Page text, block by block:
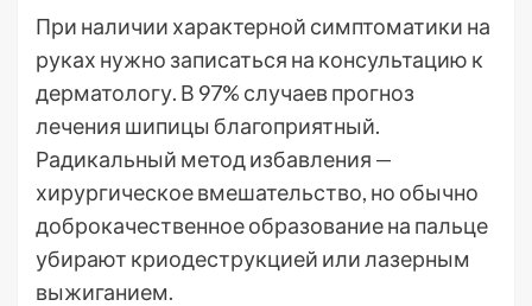
При наличии характерной симптоматики на
руках нужно записаться на консультацию к
дерматологу. В 97% случаев прогноз
лечения шипицы благоприятный.
Радикальный метод избавления —
хирургическое вмешательство, но обычно
доброкачественное образование на пальце
убирают криодеструкцией или лазерным
выжиганием.